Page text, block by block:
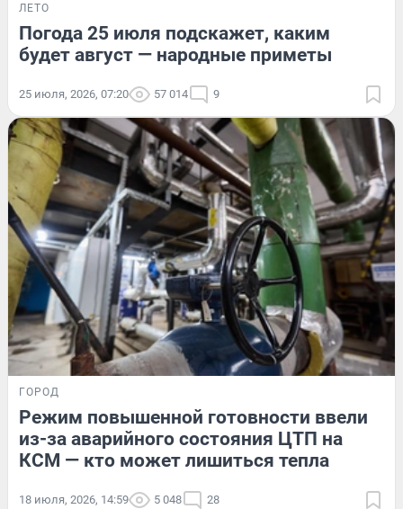
ЛЕТО
Погода 25 июля подскажет, каким
будет август — народные приметы
25 июля, 2026, 07:20 57 014 9
ГОРОД
Режим повышенной готовности ввели
из-за аварийного состояния ЦТП на
КСМ — кто может лишиться тепла
18 июля, 2026, 14:59 5 048 28